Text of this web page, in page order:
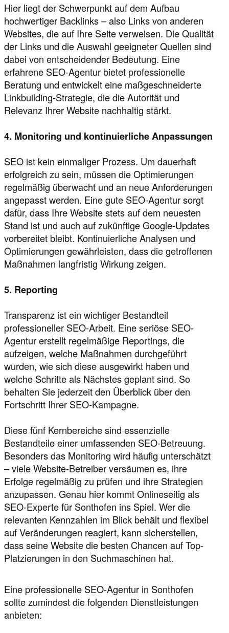
Hier liegt der Schwerpunkt auf dem Aufbau
hochwertiger Backlinks – also Links von anderen
Websites, die auf Ihre Seite verweisen. Die Qualität
der Links und die Auswahl geeigneter Quellen sind
dabei von entscheidender Bedeutung. Eine
erfahrene SEO-Agentur bietet professionelle
Beratung und entwickelt eine maßgeschneiderte
Linkbuilding-Strategie, die die Autorität und
Relevanz Ihrer Website nachhaltig stärkt.
4. Monitoring und kontinuierliche Anpassungen
SEO ist kein einmaliger Prozess. Um dauerhaft
erfolgreich zu sein, müssen die Optimierungen
regelmäßig überwacht und an neue Anforderungen
angepasst werden. Eine gute SEO-Agentur sorgt
dafür, dass Ihre Website stets auf dem neuesten
Stand ist und auch auf zukünftige Google-Updates
vorbereitet bleibt. Kontinuierliche Analysen und
Optimierungen gewährleisten, dass die getroffenen
Maßnahmen langfristig Wirkung zeigen.
5. Reporting
Transparenz ist ein wichtiger Bestandteil
professioneller SEO-Arbeit. Eine seriöse SEO-
Agentur erstellt regelmäßige Reportings, die
aufzeigen, welche Maßnahmen durchgeführt
wurden, wie sich diese ausgewirkt haben und
welche Schritte als Nächstes geplant sind. So
behalten Sie jederzeit den Überblick über den
Fortschritt Ihrer SEO-Kampagne.
Diese fünf Kernbereiche sind essenzielle
Bestandteile einer umfassenden SEO-Betreuung.
Besonders das Monitoring wird häufig unterschätzt
– viele Website-Betreiber versäumen es, ihre
Erfolge regelmäßig zu prüfen und ihre Strategien
anzupassen. Genau hier kommt Onlineseitig als
SEO-Experte für Sonthofen ins Spiel. Wer die
relevanten Kennzahlen im Blick behält und flexibel
auf Veränderungen reagiert, kann sicherstellen,
dass seine Website die besten Chancen auf Top-
Platzierungen in den Suchmaschinen hat.
Eine professionelle SEO-Agentur in Sonthofen
sollte zumindest die folgenden Dienstleistungen
anbieten: